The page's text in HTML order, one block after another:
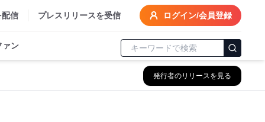
配信 プレスリリースを受信 ログイン/会員登録
ァン
発行者のリリースを見る